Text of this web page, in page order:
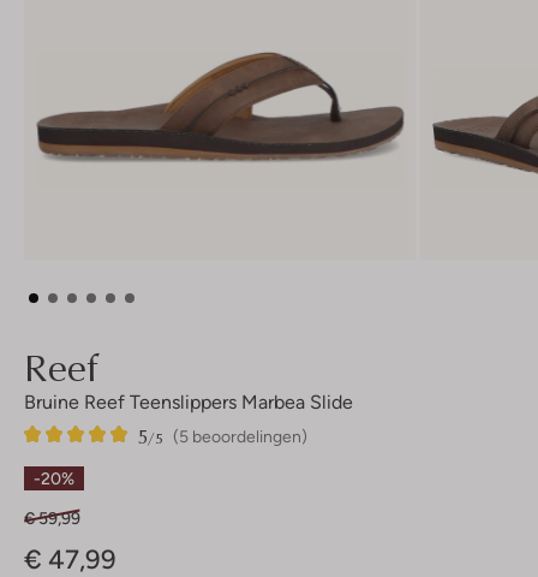
Reef
Bruine Reef Teenslippers Marbea Slide
(5 beoordelingen)
5/5
5
5
Sterren
-20%
€ 59,99
€ 47,99